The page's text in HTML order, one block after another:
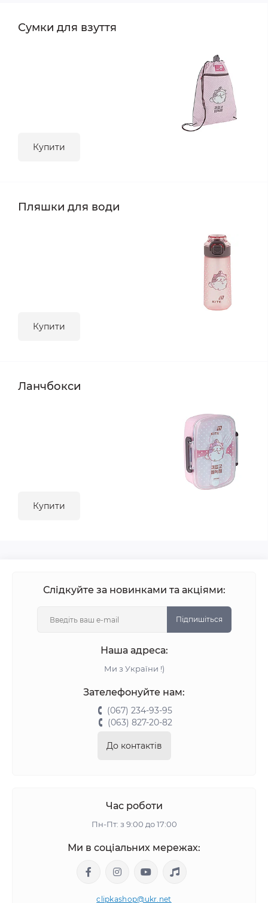
Сумки для взуття
Купити
Пляшки для води
Купити
Ланчбокси
Купити
Слідкуйте за новинками та акціями:
Підпишіться
Наша адреса:
Ми з України !)
Зателефонуйте нам:
(067) 234-93-95
(063) 827-20-82
До контактів
Час роботи
Пн-Пт: з 9:00 до 17:00
Ми в соціальних мережах:
clipkashop@ukr.net